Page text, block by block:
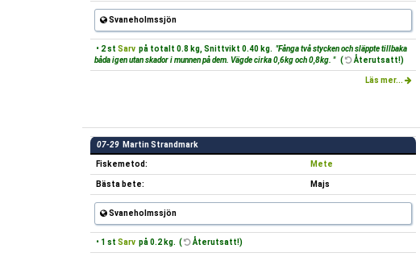
Svaneholmssjön
• 2 st Sarv på totalt 0.8 kg, Snittvikt 0.40 kg. "Fånga två stycken och släppte tillbaka
båda igen utan skador i munnen på dem. Vägde cirka 0,6kg och 0,8kg. " ( Återutsatt!)
Läs mer...
07-29 Martin Strandmark
Fiskemetod: Mete
Bästa bete: Majs
Svaneholmssjön
• 1 st Sarv på 0.2 kg. ( Återutsatt!)